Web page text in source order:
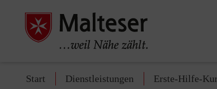
Start Dienstleistungen Erste-Hilfe-